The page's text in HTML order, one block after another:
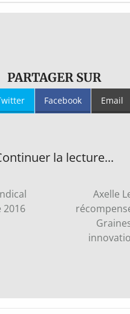
PARTAGER SUR
Facebook Email
la lecture...
Axelle